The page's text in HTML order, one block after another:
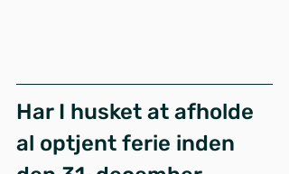
Har I husket at afholde
al optjent ferie inden